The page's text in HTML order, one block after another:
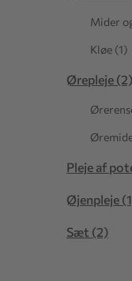
Mider
Kløe (1)
Ørepleje (2)
Pleje af
Øjenpleje
Sæt (2)